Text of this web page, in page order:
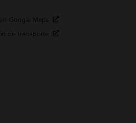
Google Maps
de transporte